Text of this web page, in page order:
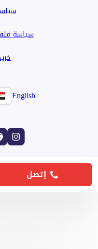
سياسة
English
إتصل